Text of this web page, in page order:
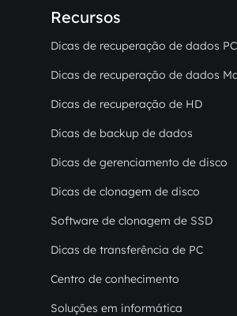
Recursos
Dicas de recuperação de dados PC
Dicas de recuperação de dados
Dicas de recuperação de HD
Dicas de backup de dados
Dicas de gerenciamento de disco
Dicas de clonagem de disco
Software de clonagem de SSD
Dicas de transferência de PC
Centro de conhecimento
Soluções em informática